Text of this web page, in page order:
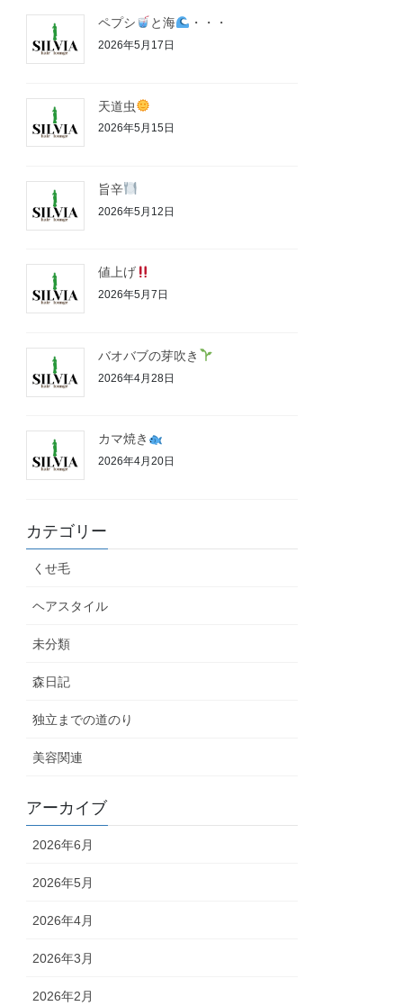
ペプシ と海 ・・・
2026年5月17日
天道虫
2026年5月15日
旨辛
2026年5月12日
値上げ
2026年5月7日
バオバブの芽吹き
2026年4月28日
カマ焼き
2026年4月20日
カテゴリー
くせ毛
ヘアスタイル
未分類
森日記
独立までの道のり
美容関連
アーカイブ
2026年6月
2026年5月
2026年4月
2026年3月
2026年2月